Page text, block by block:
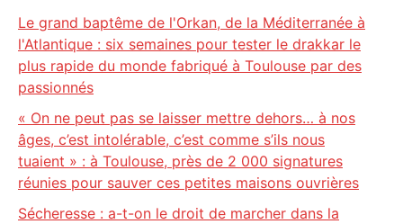
Le grand baptême de l'Orkan, de la Méditerranée à
l'Atlantique : six semaines pour tester le drakkar le
plus rapide du monde fabriqué à Toulouse par des
passionnés
« On ne peut pas se laisser mettre dehors… à nos
âges, c’est intolérable, c’est comme s’ils nous
tuaient » : à Toulouse, près de 2 000 signatures
réunies pour sauver ces petites maisons ouvrières
Sécheresse : a-t-on le droit de marcher dans la